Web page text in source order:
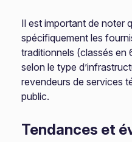
Il est important de noter
spécifiquement les
traditionnels (classés en
selon le type
revendeurs de services
public.
Tendances et